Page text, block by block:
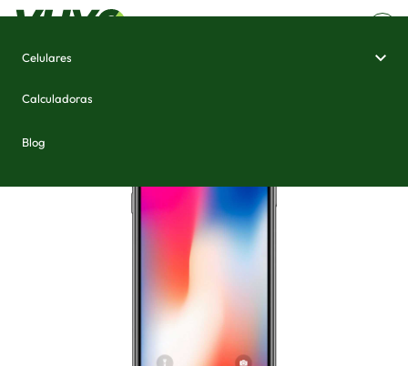
Celulares
Calculadoras
Blog